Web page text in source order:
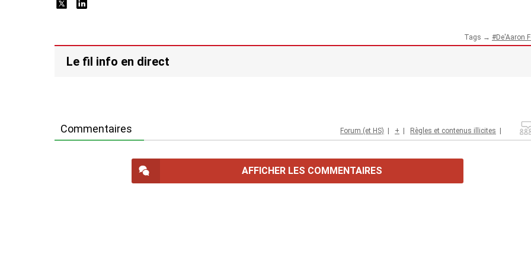
Tags → De'Aaron
Le fil info en direct
Commentaires Forum (et HS) | + | Règles et contenus illicites |
AFFICHER LES COMMENTAIRES